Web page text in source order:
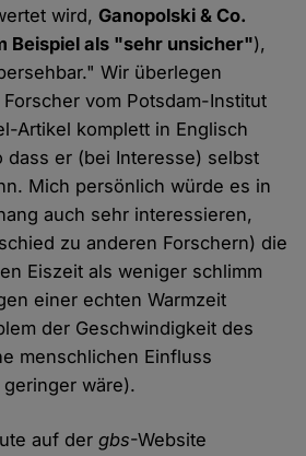
wird,Ganopolski & Co.
Beispiel als "sehr unsicher"),
Wir überlegen
vom Potsdam-Institut
Artikel komplett in Englisch
dass er (bei Interesse) selbst
Mich persönlich würde es in
auch sehr interessieren,
zu anderen Forschern) die
Eiszeit als weniger schlimm
einer echten Warmzeit
der Geschwindigkeit des
menschlichen Einfluss
wäre).
auf dergbs-Website